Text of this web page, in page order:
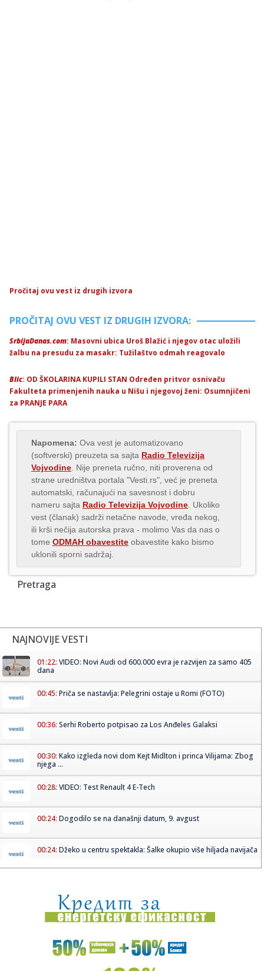
Pročitaj ovu vest iz drugih izvora
PROČITAJ OVU VEST IZ DRUGIH IZVORA:
SrbijaDanas.com: Masovni ubica Uroš Blažić i njegov otac uložili
žalbu na presudu za masakr: Tužilaštvo odmah reagovalo
Blic: OD ŠKOLARINA KUPILI STAN Određen pritvor osnivaču
Fakulteta primenjenih nauka u Nišu i njegovoj ženi: Osumnjičeni
za PRANJE PARA
Napomena: Ova vest je automatizovano
(softverski) preuzeta sa sajta Radio Televizija
Vojvodine . Nije preneta ručno, niti proverena od
strane uredništva portala "Vesti.rs", već je preneta
automatski, računajući na savesnost i dobru
nameru sajta Radio Televizija Vojvodine . Ukoliko
vest (članak) sadrži netačne navode, vređa nekog,
ili krši nečija autorska prava - molimo Vas da nas o
tome ODMAH obavestite obavestite kako bismo
uklonili sporni sadržaj.
Pretraga
NAJNOVIJE VESTI
01:22: VIDEO: Novi Audi od 600.000 evra je razvijen za samo 405
dana
00:45: Priča se nastavlja: Pelegrini ostaje u Romi (FOTO)
00:36: Serhi Roberto potpisao za Los Anđeles Galaksi
00:30: Kako izgleda novi dom Kejt Midlton i princa Vilijama: Zbog
njega ...
00:28: VIDEO: Test Renault 4 E-Tech
00:24: Dogodilo se na današnji datum, 9. avgust
00:24: Džeko u centru spektakla: Šalke okupio više hiljada navijača
00:20:Đura Đ. Trajković br. 26: Plejlista za sivu zonu (Fontaines
D....
00:17:Velika akcija tokom noći i ranog jutra u Beogradu: Ekipe
izlaze ...